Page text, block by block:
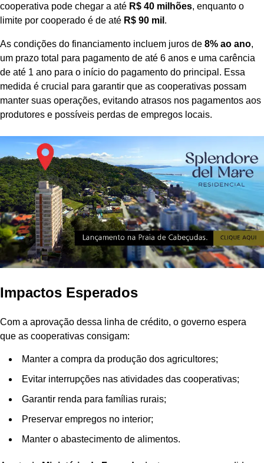
cooperativa pode chegar a até R$ 40 milhões, enquanto o
limite por cooperado é de até R$ 90 mil .
As condições do financiamento incluem juros de 8% ao ano,
um prazo total para pagamento de até 6 anos e uma carência
de até 1 ano para o início do pagamento do principal. Essa
medida é crucial para garantir que as cooperativas possam
manter suas operações, evitando atrasos nos pagamentos aos
produtores e possíveis perdas de empregos locais.
Impactos Esperados
Com a aprovação dessa linha de crédito, o governo espera
que as cooperativas consigam:
Manter a compra da produção dos agricultores;
Evitar interrupções nas atividades das cooperativas;
Garantir renda para famílias rurais;
Preservar empregos no interior;
Manter o abastecimento de alimentos.